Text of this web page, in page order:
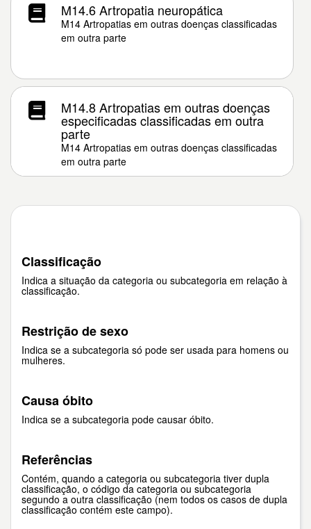
M14.6 Artropatia neuropática
M14 Artropatias em outras doenças classificadas
em outra parte
M14.8 Artropatias em outras doenças
especificadas classificadas em outra
parte
M14 Artropatias em outras doenças classificadas
em outra parte
Classificação
Indica a situação da categoria ou subcategoria em relação à
classificação.
Restrição de sexo
Indica se a subcategoria só pode ser usada para homens ou
mulheres.
Causa óbito
Indica se a subcategoria pode causar óbito.
Referências
Contém, quando a categoria ou subcategoria tiver dupla
classificação, o código da categoria ou subcategoria
segundo a outra classificação (nem todos os casos de dupla
classificação contém este campo).